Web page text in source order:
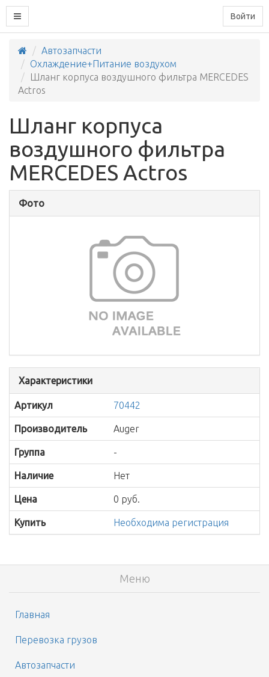
Войти
Автозапчасти
Охлаждение+Питание воздухом
Шланг корпуса воздушного фильтра MERCEDES
Actros
Шланг корпуса
воздушного фильтра
MERCEDES Actros
Фото
Характеристики
Артикул 70442
Производитель Auger
Группа -
Наличие Нет
Цена 0 руб.
Купить Необходима регистрация
Меню
Главная
Перевозка грузов
Автозапчасти